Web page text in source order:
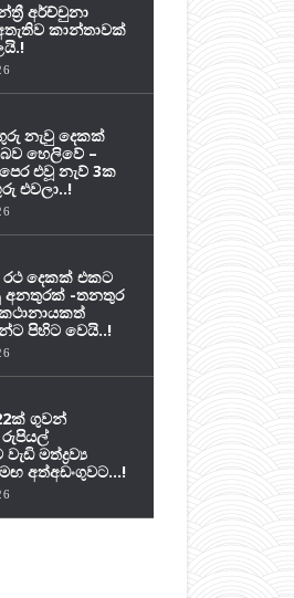
අර්ච්චුනා
කාන්තාවක්
නැවු දෙකක්
බව හෙලිවේ –
එවූ නැව් 3ක
එවලා..!
රථ දෙකක් එකට
අනතුරක් -තනතුර
පිහිට වෙයි..!
ගුවන්
මත්ද්‍රව්‍ය
අත්අඩංගුවට…!